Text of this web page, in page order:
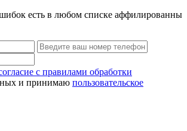
есть в любом списке аффилированны
с правилами обработки
и принимаю пользовательское